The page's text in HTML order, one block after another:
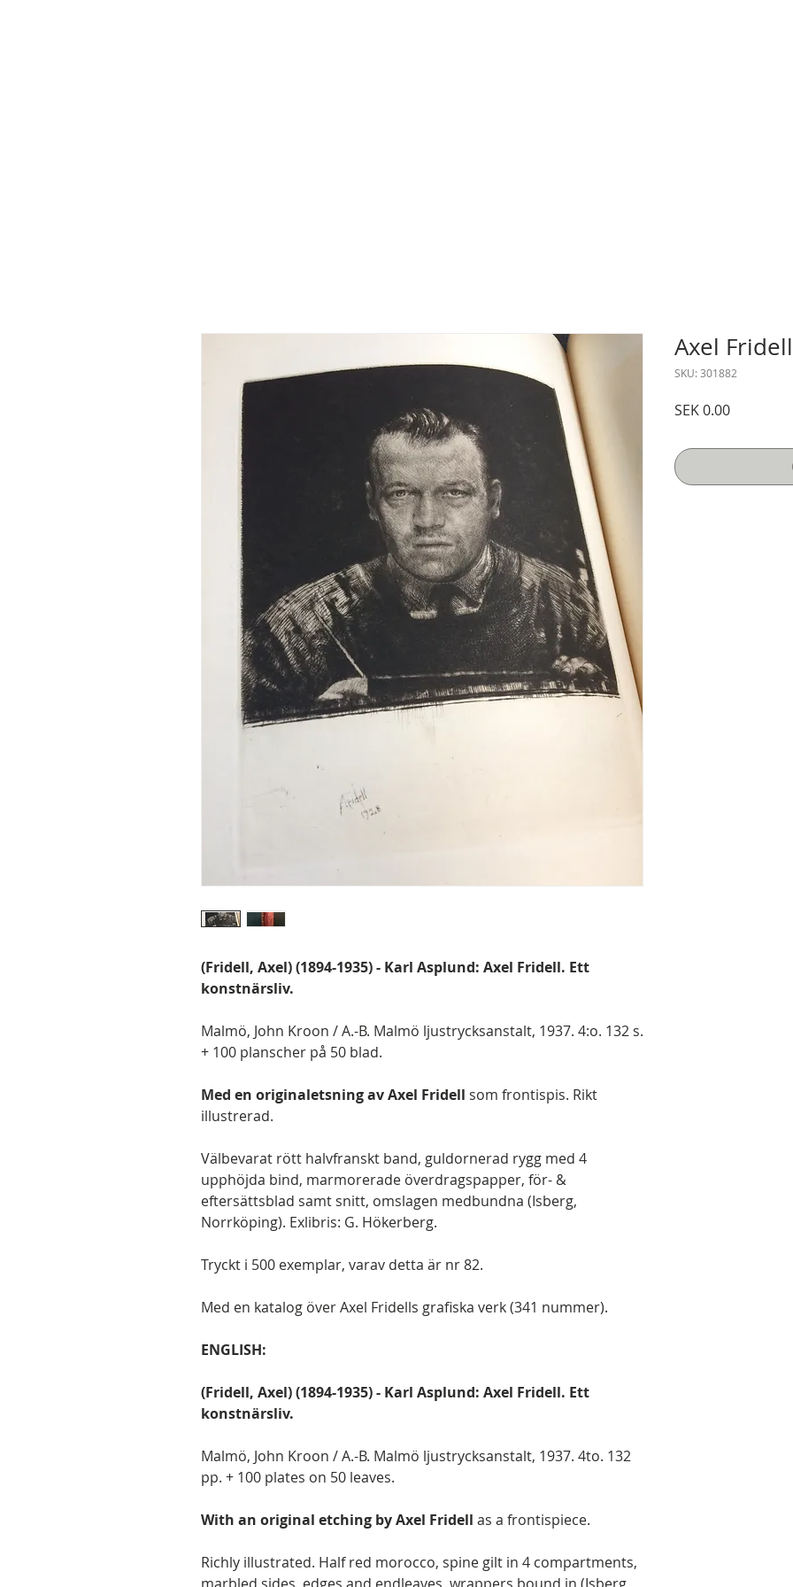
(Fridell, Axel) (1894-1935) - Karl Asplund: Axel Fridell. Ett
konstnärsliv.
Malmö, John Kroon / A.-B. Malmö ljustrycksanstalt, 1937. 4:o. 132 s.
+ 100 planscher på 50 blad.
Med en originaletsning av Axel Fridell som frontispis. Rikt
illustrerad.
Välbevarat rött halvfranskt band, guldornerad rygg med 4
upphöjda bind, marmorerade överdragspapper, för- &
eftersättsblad samt snitt, omslagen medbundna (Isberg,
Norrköping). Exlibris: G. Hökerberg.
Tryckt i 500 exemplar, varav detta är nr 82.
Med en katalog över Axel Fridells grafiska verk (341 nummer).
ENGLISH:
(Fridell, Axel) (1894-1935) - Karl Asplund: Axel Fridell. Ett
konstnärsliv.
Malmö, John Kroon / A.-B. Malmö ljustrycksanstalt, 1937. 4to. 132
pp. + 100 plates on 50 leaves.
With an original etching by Axel Fridell as a frontispiece.
Richly illustrated. Half red morocco, spine gilt in 4 compartments,
Axel
SKU: 301882
SEK 0.00Price